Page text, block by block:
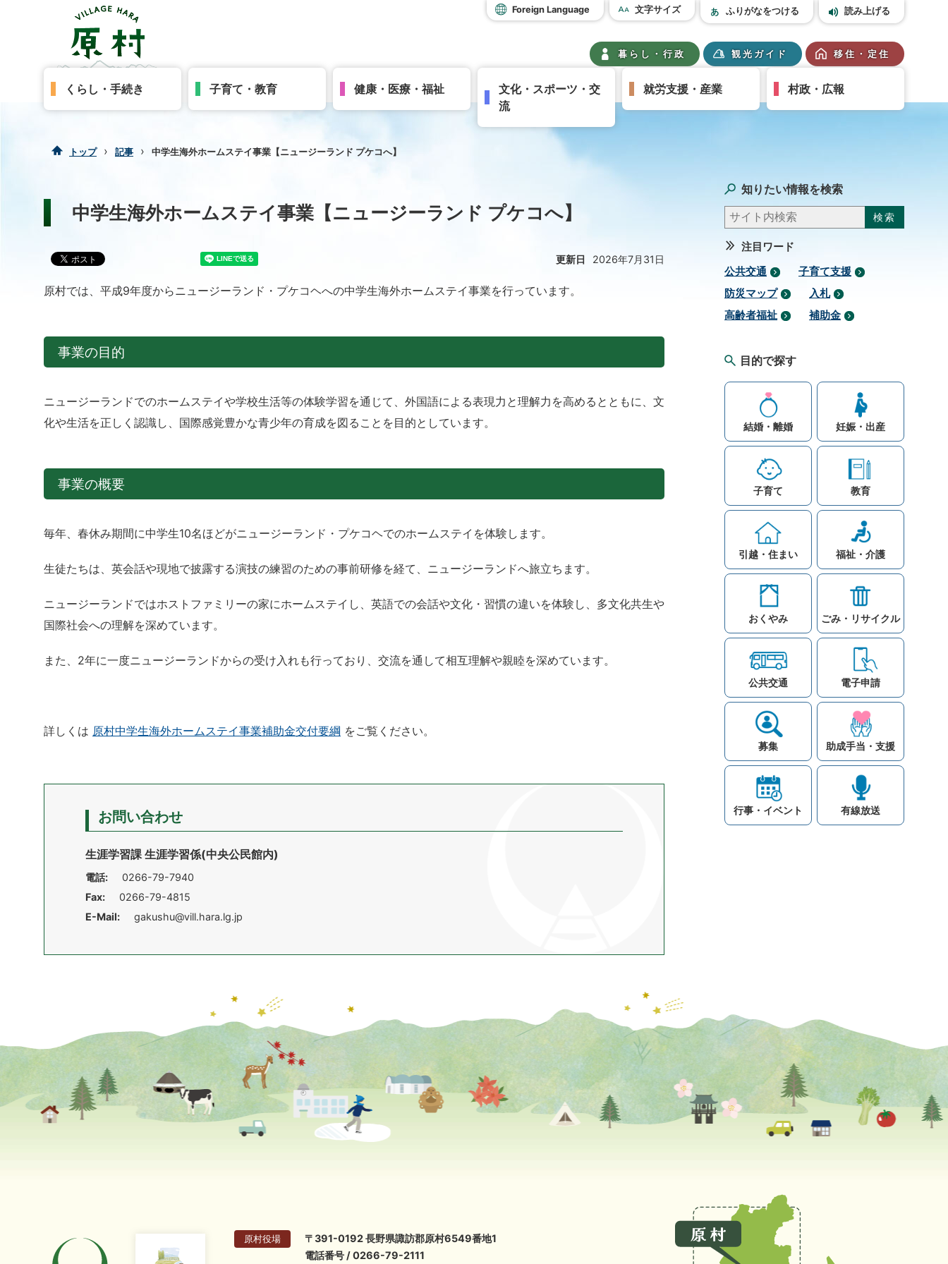
Foreign Language 文字サイズ ふりがなをつける 読み上げる
暮らし・行政 観光ガイド 移住・定住
くらし・手続き 子育て・教育 健康・医療・福祉
文化・スポーツ・交
流
就労支援・産業 村政・広報
トップ › 記事 › 中学生海外ホームステイ事業【ニュージーランド プケコへ】
中学生海外ホームステイ事業【ニュージーランド プケコへ】
更新日 2026年7月31日
原村では、平成9年度からニュージーランド・プケコヘへの中学生海外ホームステイ事業を行っています。
事業の目的
ニュージーランドでのホームステイや学校生活等の体験学習を通じて、外国語による表現力と理解力を高めるとともに、文
化や生活を正しく認識し、国際感覚豊かな青少年の育成を図ることを目的としています。
事業の概要
毎年、春休み期間に中学生10名ほどがニュージーランド・プケコヘでのホームステイを体験します。
生徒たちは、英会話や現地で披露する演技の練習のための事前研修を経て、ニュージーランドへ旅立ちます。
ニュージーランドではホストファミリーの家にホームステイし、英語での会話や文化・習慣の違いを体験し、多文化共生や
国際社会への理解を深めています。
また、2年に一度ニュージーランドからの受け入れも行っており、交流を通して相互理解や親睦を深めています。
詳しくは 原村中学生海外ホームステイ事業補助金交付要綱 をご覧ください。
お問い合わせ
生涯学習課 生涯学習係(中央公民館内)
電話:
0266-79-7940
Fax:
0266-79-4815
E-Mail:
gakushu@vill.hara.lg.jp
知りたい情報を検索
注目ワード
公共交通
子育て支援
防災マップ
入札
高齢者福祉
補助金
目的で探す
結婚・離婚 妊娠・出産
子育て 教育
引越・住まい 福祉・介護
おくやみ ごみ・リサイクル
公共交通 電子申請
募集 助成手当・支援
行事・イベント 有線放送
原村役場
〒391-0192 長野県諏訪郡原村6549番地1
電話番号 / 0266-79-2111